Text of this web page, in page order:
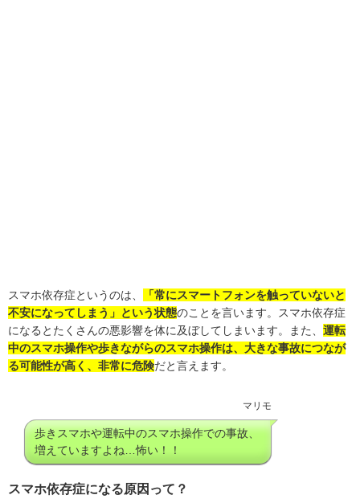
スマホ依存症というのは、
「常にスマートフォンを触っていないと
不安になってしまう」という状態のことを言います。スマホ依存症
になるとたくさんの悪影響を体に及ぼしてしまいます。また、 運転
中のスマホ操作や歩きながらのスマホ操作は、大きな事故につなが
る可能性が高く、非常に危険だと言えます。
マリモ
歩きスマホや運転中のスマホ操作での事故、
増えていますよね…怖い！！
スマホ依存症になる原因って？